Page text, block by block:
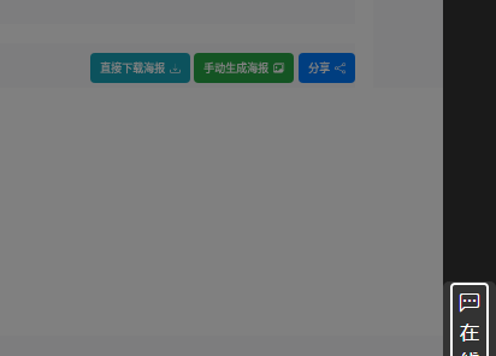
直接下载海报 手动生成海报 分享